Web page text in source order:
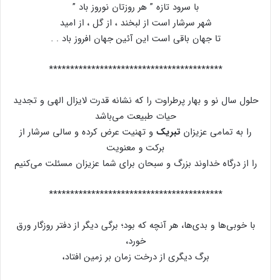
با سرود تازه ” هر روزتان نوروز باد ”
شهر سرشار است از لبخند ، از گل ، از امید
تا جهان باقی است این آئین جهان افروز باد . .
*****************************************
حلول سال نو و بهار پرطراوت را که نشانه قدرت لایزال الهی و تجدید
حیات طبیعت می‌باشد
را به تمامی عزیزان تبریک و تهنیت عرض کرده و سالی سرشار از
برکت و معنویت
را از درگاه خداوند بزرگ و سبحان برای شما عزیزان مسئلت می‌کنیم
*****************************************
با خوبی‌ها و بدی‌ها، هر آنچه که بود؛ برگی دیگر از دفتر روزگار ورق
خورد،
برگ دیگری از درخت زمان بر زمین افتاد،